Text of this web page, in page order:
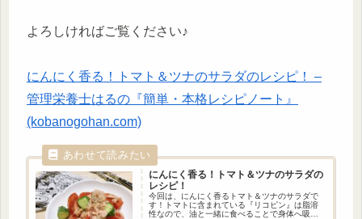
よろしければご覧ください♪
にんにく香る！トマト＆ツナのサラダのレシピ！ –
管理栄養士はるの『簡単・本格レシピノート』
(kobanogohan.com)
にんにく香る！
トマト＆ツナのサラダの
レシピ！
今回は、にんにく香るトマト＆ツナのサラダで
す！トマトに含まれている『リコピン』は脂溶
性なので、油と一緒に食べることで身体へ吸収